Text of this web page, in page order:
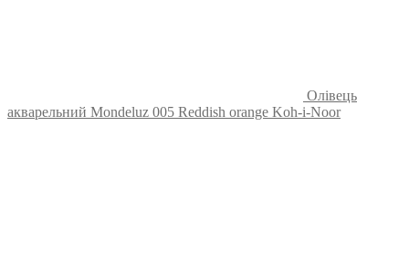
Олівець
акварельний Mondeluz 005 Reddish orange Koh-i-Noor